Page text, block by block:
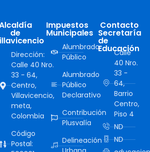
de
Dirección:
Calle 40 Nro.
33 - 64,
Centro,
Villavicencio,
meta,
Colombia
Código
Postal:
Impuestos
Municipales
Alumbrado
Público
Alumbrado
Público
Declarativo
Contribución
Plusvalía
Delineación
Contacto
Secretaría
de
Educación
Calle
40 Nro.
33 -
64,
Barrio
Centro,
Piso 4
ND
ND